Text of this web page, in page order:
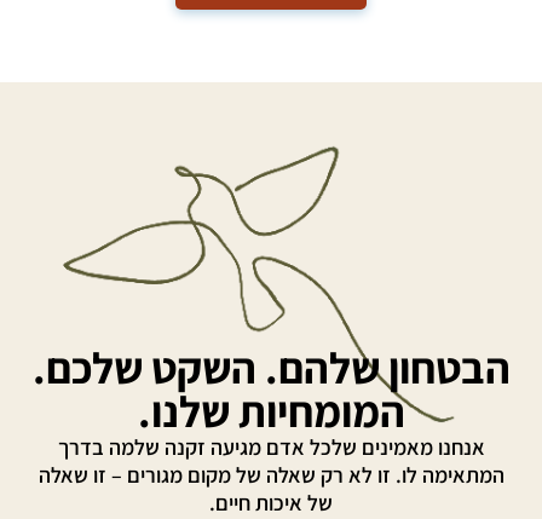
הבטחון שלהם. השקט שלכם.
המומחיות שלנו.
אנחנו מאמינים שלכל אדם מגיעה זקנה שלמה בדרך
המתאימה לו. זו לא רק שאלה של מקום מגורים – זו שאלה
של איכות חיים.